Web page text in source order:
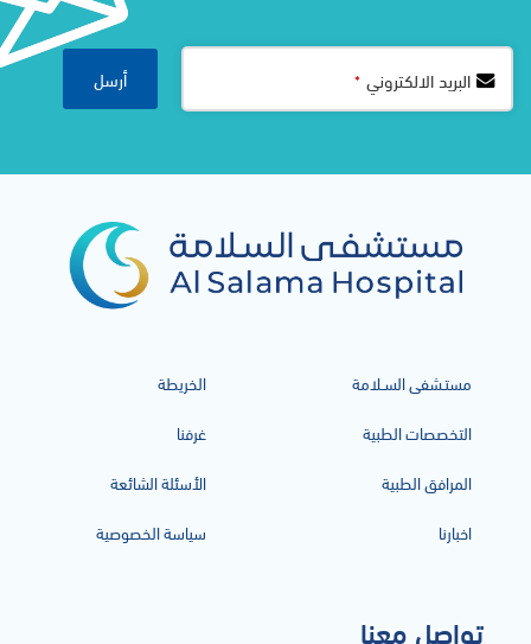
Website
*
البريد الالكتروني * أرسل
مستـشفى السـلامة
التخصصات الطبية
المرافق الطبية
اخبارنا
الخريطة
غرفنا
الأسئلة الشائعة
سياسة الخصوصية
تواصل معنا